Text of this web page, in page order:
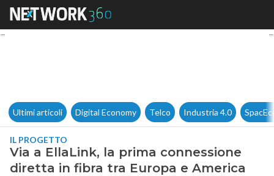
Via a EllaLink, la prima
Ultimi articoli Digital Economy Telco Industria 4.0
IL PROGETTO
Via a EllaLink, la prima connessione
diretta in fibra tra Europa e America